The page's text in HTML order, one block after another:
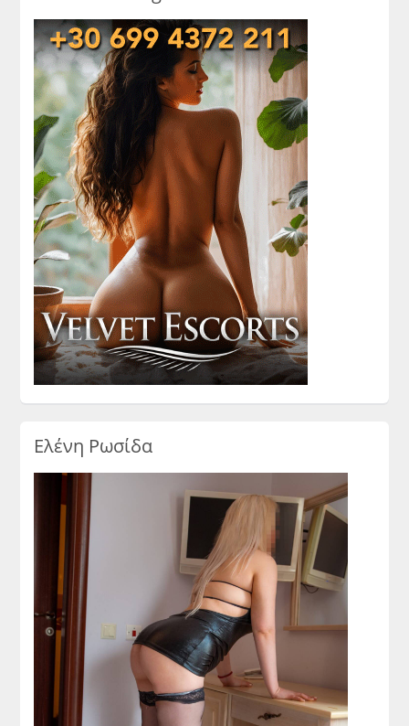
Ελένη Ρωσίδα